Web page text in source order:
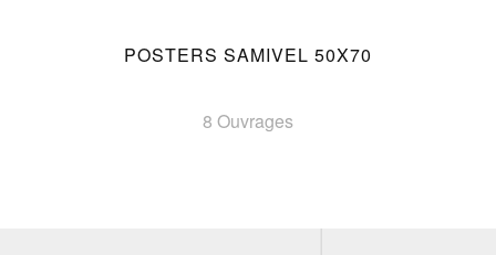
POSTERS SAMIVEL 50X70
8 Ouvrages